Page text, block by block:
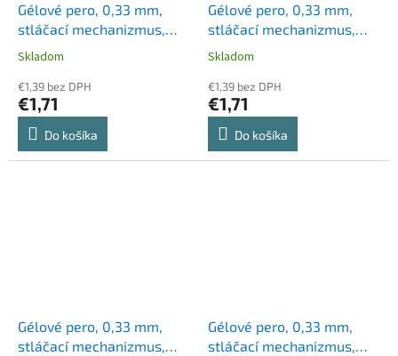
Gélové pero, 0,33 mm,
stláčací mechanizmus,
ZEBRA "Sarasa Clip",
Skladom
€1,39 bez DPH
€1,71
Do košíka
Gélové pero, 0,33 mm,
stláčací mechanizmus,
ZEBRA "Sarasa Clip",
Skladom
€1,39 bez DPH
€1,71
Do košíka
Gélové pero, 0,33 mm,
stláčací mechanizmus,
Gélové pero, 0,33 mm,
stláčací mechanizmus,